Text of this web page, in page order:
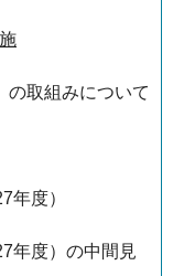
の取組みについて
年度）
年度）の中間見